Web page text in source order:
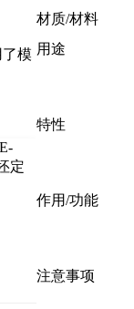
模
材质/材料
用途
特性
作用/功能
注意事项